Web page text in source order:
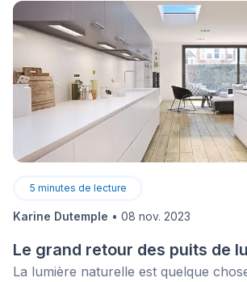
peu attrayante, elle a également de
conséquences sur leur santé, ainsi
proches.
5 minutes de lecture
Karine Dutemple • 08 nov. 2023
Le grand retour des puits de
La lumière naturelle est quelque